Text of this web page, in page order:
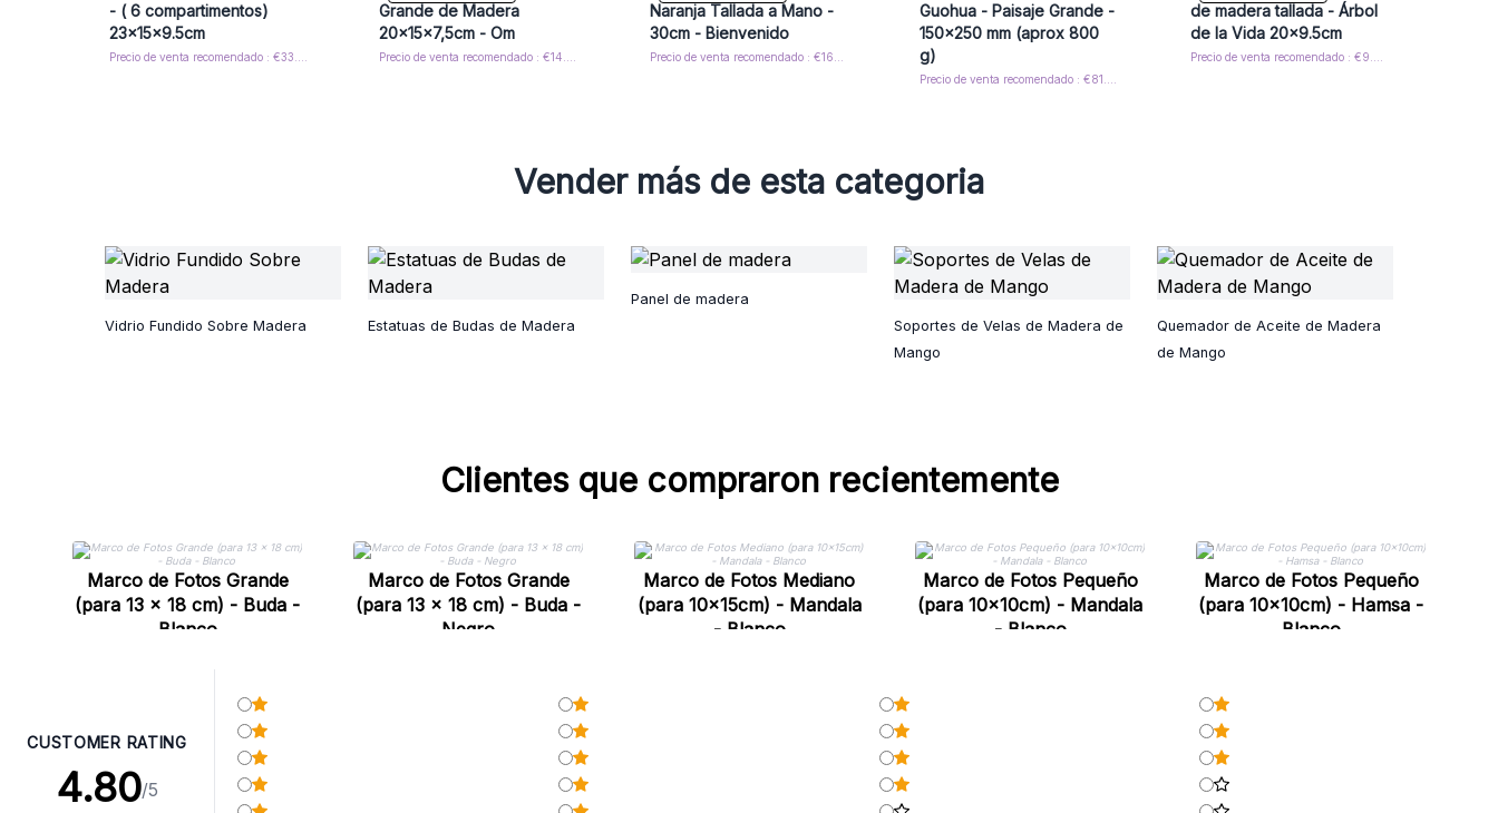
- ( 6 compartimentos)
23x15x9.5cm
Grande de Madera
20x15x7,5cm - Om
Naranja Tallada a Mano -
30cm - Bienvenido
Guohua - Paisaje Grande -
150x250 mm (aprox 800
g)
de madera tallada - Árbol
de la Vida 20x9.5cm
Vender más de esta categoria
Vidrio Fundido Sobre Madera Estatuas de Budas de Madera
Panel de madera
Soportes de Velas de Madera de
Mango
Quemador de Aceite de Madera
de Mango
Clientes que compraron recientemente
Marco de Fotos Grande
(para 13 x 18 cm) - Buda -
Blanco
Marco de Fotos Grande
(para 13 x 18 cm) - Buda -
Negro
Marco de Fotos Mediano
(para 10x15cm) - Mandala
- Blanco
Marco de Fotos Pequeño
(para 10x10cm) - Mandala
- Blanco
Marco de Fotos Pequeño
(para 10x10cm) - Hamsa -
Blanco
CUSTOMER RATING
4.80/5